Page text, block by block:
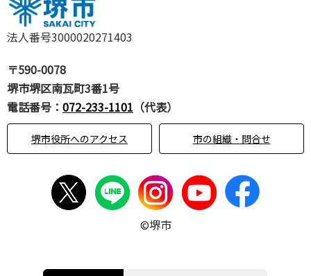
法人番号3000020271403
〒590-0078
堺市堺区南瓦町3番1号
電話番号： 072-233-1101 （代表）
堺市役所へのアクセス 市の組織・問合せ
©堺市